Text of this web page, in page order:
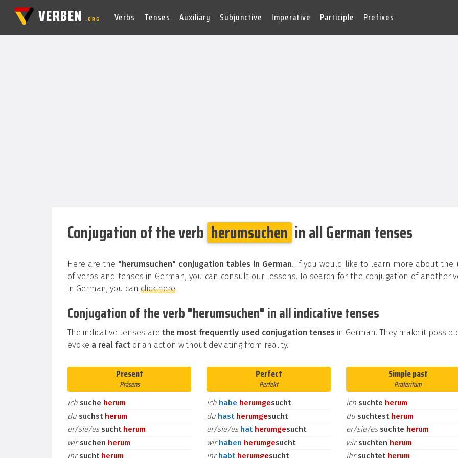
VERBEN.ORG Verbs Tenses Auxiliary Subjunctive Imperative Participle Prefixes
Conjugation of the verb herumsuchen in all German tenses
Here are the "herumsuchen" conjugation tables in German. If you would like to learn more about the
of verbs and tenses in German, you can consult our lessons. To search for the conjugation of another
in German, you can click here.
Conjugation of the verb "herumsuchen" in all indicative tenses
The indicative tenses are the most frequently used conjugation tenses in German. They make it
evoke a real fact or an action without deviating from reality.
Present
Präsens
ich suche herum
du suchst herum
er/sie/es sucht herum
wirsuchen herum
ihrsucht herum
Perfect
Perfekt
ich habe herumgesucht
du hast herumgesucht
er/sie/es hat herumgesucht
wirhaben herumgesucht
ihrhabt herumgesucht
Simple past
Präteritum
ich suchte herum
du suchtest herum
er/sie/es suchte herum
wirsuchten herum
ihrsuchtet herum